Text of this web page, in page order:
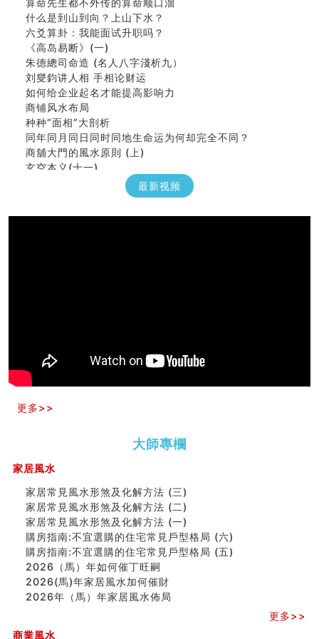
什么是到山到向？上山下水？
六爻算卦：我能面试升职吗？
《高岛易断》(一)
朱德總司命造 (名⼈⼋字淺析九）
刘燮鈞讲人相 手相论财运
如何给企业起名才能提高影响力
商铺风水布局
种种“面相”大剖析
同年同月同日同时同地生命运为何却完全不同？
商舖大門的風水原則 (上)
玄空本义(十一)
家居常見風水形煞及化解方法 (三)
精选1500个五行属金的字
玄空本义(九)
八字十神与坐基关系详解
精选1000个五行属土的字
六爻算卦：测腹中胎儿是男是女
中國改革開放總設計師鄧小平命造 (名人八字淺析八）
测字（实例解释）
精选1000个五行属火的字
玄空本义(七)
刘燮鈞讲人相 手纹与命运(二)
商铺如何摆放物品催财招财
极其旺夫的女人面相
家居常見風水形煞及化解方法 (二)
居家風水懶人包！房子煞氣怎麼看？風水禁忌有哪些？有
最新视频
更多>>
大師專欄
家居風水
家居常見風水形煞及化解方法 (三)
家居常見風水形煞及化解方法 (二)
家居常見風水形煞及化解方法 (一)
購房指南:不宜選購的住宅常見戶型格局 (六)
購房指南:不宜選購的住宅常見戶型格局 (五)
2026（馬）年如何催丁旺嗣
2026(馬)年家居風水加何催財
2026年（馬）年家居風水佈局
更多>>
商業風水